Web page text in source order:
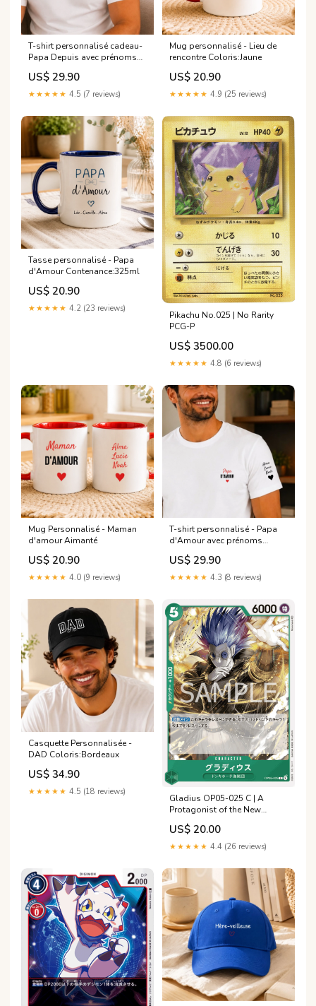
T-shirt personnalisé cadeau-
Papa Depuis avec prénoms
Prénoms
US$ 29.90
★★★★★ 4.5 (7 reviews)
Mug personnalisé - Lieu de
rencontre Coloris:Jaune
US$ 20.90
★★★★★ 4.9 (25 reviews)
Tasse personnalisé - Papa
d'Amour Contenance:325ml
US$ 20.90
★★★★★ 4.2 (23 reviews)
Pikachu No.025 | No Rarity
PCG-P
US$ 3500.00
★★★★★ 4.8 (6 reviews)
Mug Personnalisé - Maman
d'amour Aimanté
US$ 20.90
★★★★★ 4.0 (9 reviews)
T-shirt personnalisé - Papa
d'Amour avec prénoms
Taille:3XL
US$ 29.90
★★★★★ 4.3 (8 reviews)
Casquette Personnalisée -
DAD Coloris:Bordeaux
US$ 34.90
★★★★★ 4.5 (18 reviews)
Gladius OP05-025 C | A
Protagonist of the New
Generation Etat:Mint
US$ 20.00
★★★★★ 4.4 (26 reviews)